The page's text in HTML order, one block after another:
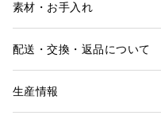
素材・お手入れ
配送・交換・返品について
生産情報